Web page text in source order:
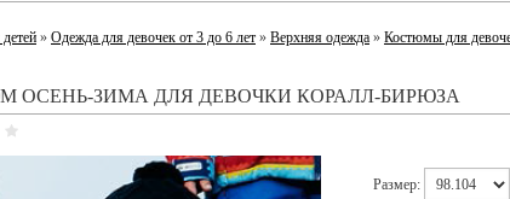
» Одежда для девочек от 3 до 6 лет » Верхняя одежда » Костюмы для
ОСЕНЬ-ЗИМА ДЛЯ ДЕВОЧКИ КОРАЛЛ-БИРЮЗА
Размер: